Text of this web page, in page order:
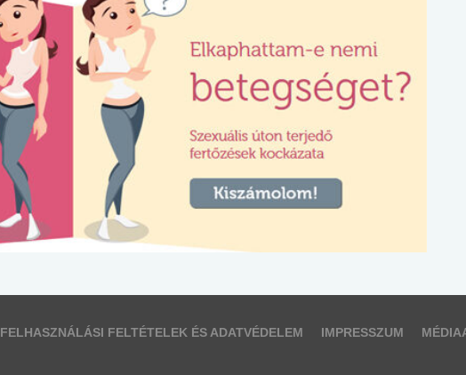
FELHASZNÁLÁSI FELTÉTELEK ÉS ADATVÉDELEM IMPRESSZUM